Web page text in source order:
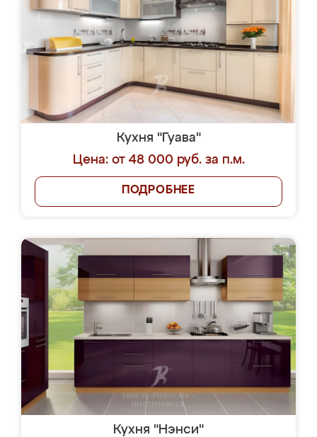
Кухня "Гуава"
Цена: от 48 000 руб. за п.м.
ПОДРОБНЕЕ
Кухня "Нэнси"